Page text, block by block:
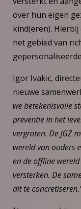
over hun eigen
kind(eren).
het gebied van
Igor Ivakic,
nieuwe
we betekenisvolle
preventie in het
vergroten. De JGZ
wereld van ouders
en de offline
versterken. De
dit te concretiseren.’